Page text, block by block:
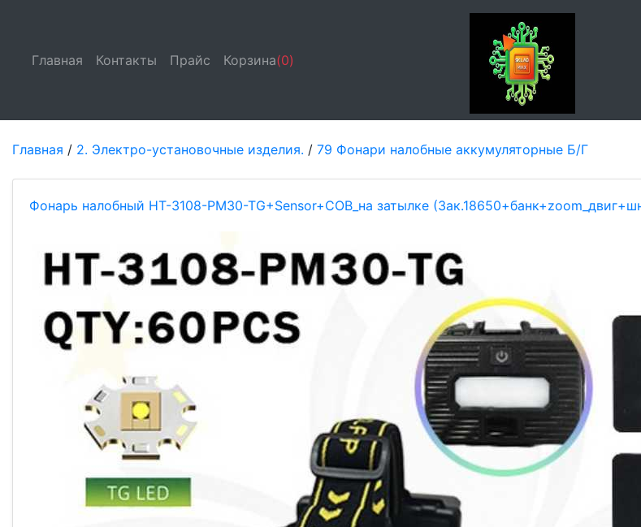
Главная (current)
Контакты (current)
Прайс (current)
Корзина(0)
Главная / 2. Электро-установочные изделия. / 79 Фонари налобные аккумуляторные Б/Г
Фонарь налобный HT-3108-PM30-TG+Sensor+COB_на затылке